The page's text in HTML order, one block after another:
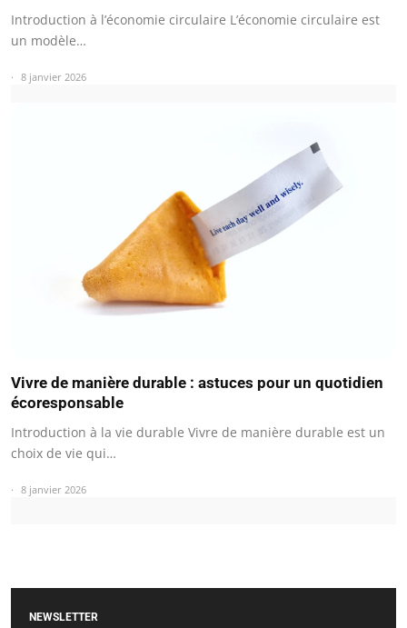
Introduction à l’économie circulaire L’économie circulaire est
un modèle…
8 janvier 2026
Vivre de manière durable : astuces pour un quotidien
écoresponsable
Introduction à la vie durable Vivre de manière durable est un
choix de vie qui…
8 janvier 2026
NEWSLETTER